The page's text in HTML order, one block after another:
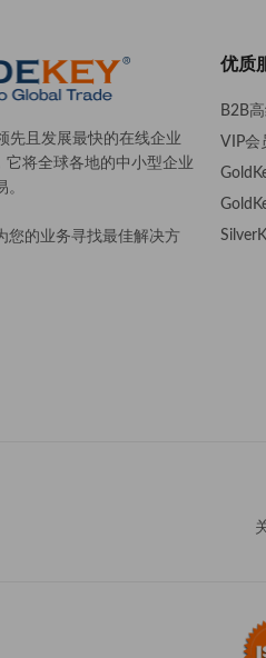
先且发展最快的在线企业
它将全球各地的中小型企业
您的业务寻找最佳解决方
优质
B2B
VIP会